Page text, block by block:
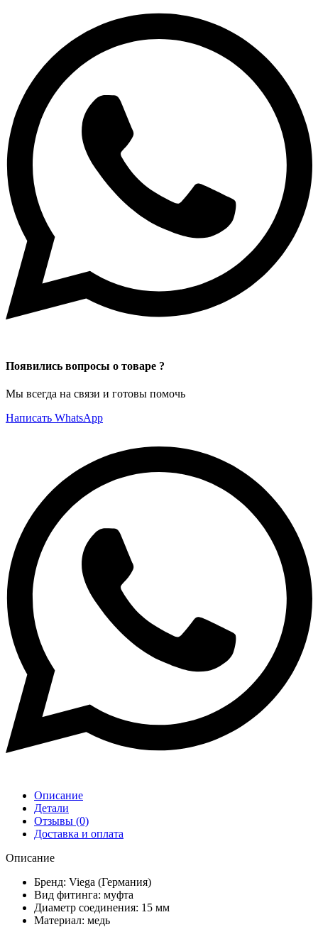
Появились вопросы о товаре ?
Мы всегда на связи и готовы помочь
Написать WhatsApp
Описание
Детали
Отзывы (0)
Доставка и оплата
Описание
Бренд: Viega (Германия)
Вид фитинга: муфта
Диаметр соединения: 15 мм
Материал: медь